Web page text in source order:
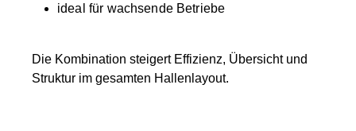
ideal für wachsende Betriebe
Die Kombination steigert Effizienz, Übersicht und
Struktur im gesamten Hallenlayout.